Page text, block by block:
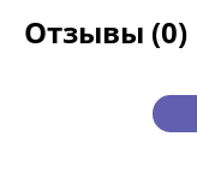
Отзывы (0)